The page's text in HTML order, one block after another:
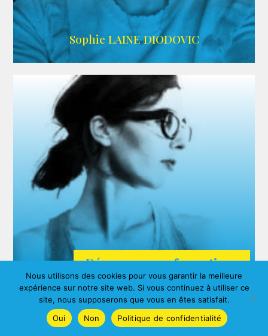
WIKIPEDIA
Sophie LAINE DIODOVIC
ARDA
Agnes ALBERNY
Découvrez nos formations
Nous utilisons des cookies pour vous garantir la meilleure
expérience sur notre site web. Si vous continuez à utiliser ce
site, nous supposerons que vous en êtes satisfait.
Oui
Non Politique de confidentialité